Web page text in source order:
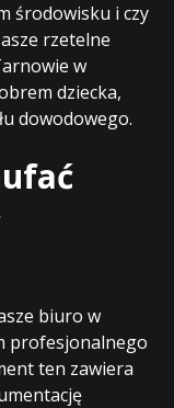
środowisku i czy
rzetelne
w
dziecka,
dowodowego.
biuro w
profesjonalnego
ten zawiera